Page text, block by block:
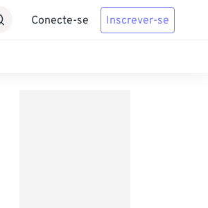
Conecte-se Inscrever-se